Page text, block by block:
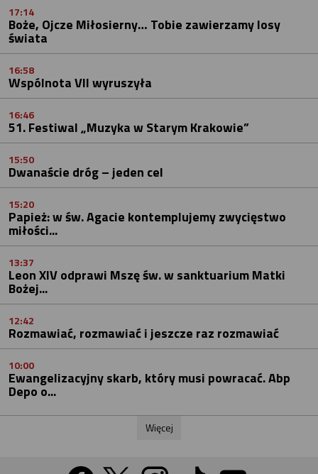
17:14
Boże, Ojcze Miłosierny… Tobie zawierzamy losy
świata
16:58
Wspólnota VII wyruszyła
16:46
51. Festiwal „Muzyka w Starym Krakowie”
15:50
Dwanaście dróg – jeden cel
15:20
Papież: w św. Agacie kontemplujemy zwycięstwo
miłości...
13:37
Leon XIV odprawi Mszę św. w sanktuarium Matki
Bożej...
12:42
Rozmawiać, rozmawiać i jeszcze raz rozmawiać
10:00
Ewangelizacyjny skarb, który musi powracać. Abp
Depo o...
Więcej